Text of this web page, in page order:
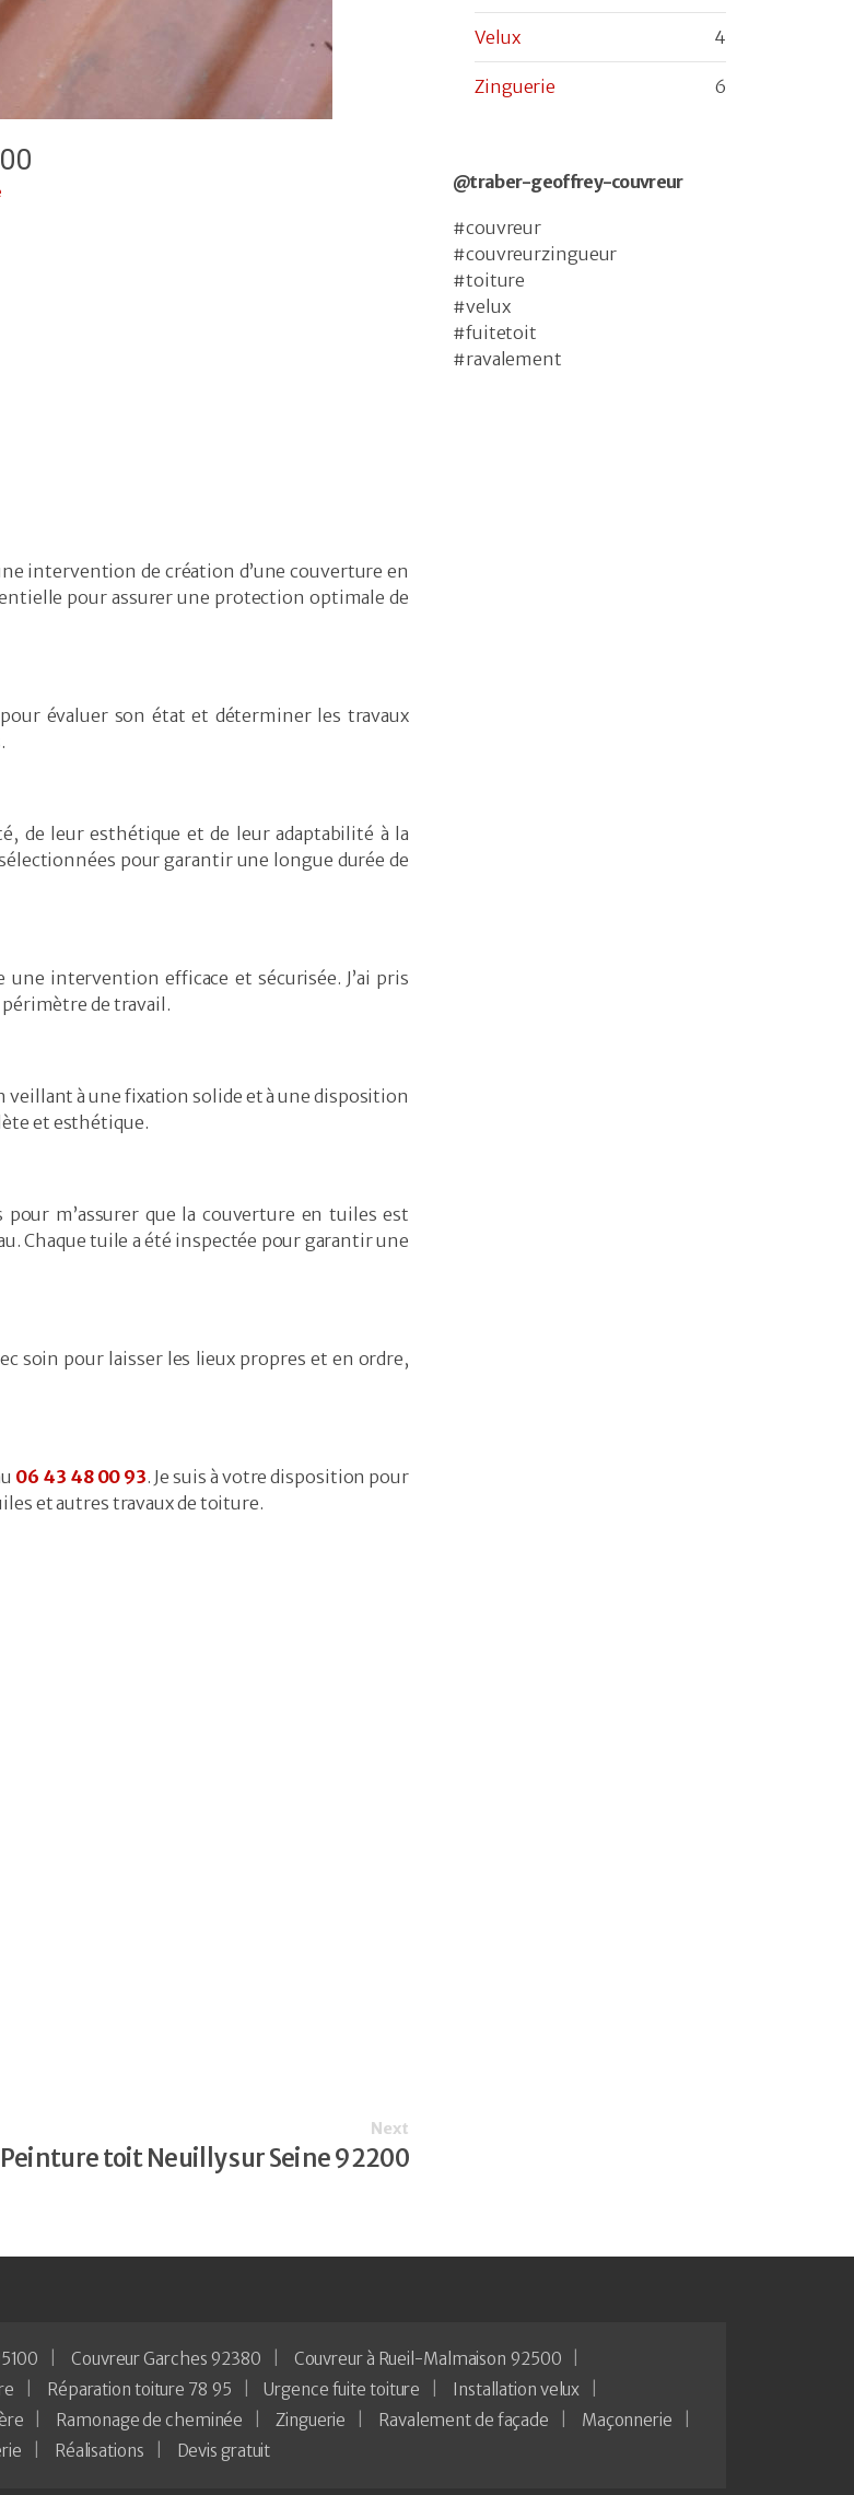
intervention de création d’une couverture en
pour assurer une protection optimale de
évaluer son état et déterminer les travaux
de leur esthétique et de leur adaptabilité à la
pour garantir une longue durée de
intervention efficace et sécurisée. J’ai pris
de travail.
veillant à une fixation solide et à une disposition
et esthétique.
pour m’assurer que la couverture en tuiles est
Chaque tuile a été inspectée pour garantir une
soin pour laisser les lieux propres et en ordre,
06 43 48 00 93. Je suis à votre disposition pour
et autres travaux de toiture.
Next
Peinture toit Neuilly sur Seine 92200
Velux 4
Zinguerie 6
@traber-geoffrey-couvreur
#couvreur
#couvreurzingueur
#toiture
#velux
#fuitetoit
#ravalement
Couvreur Garches 92380
Couvreur à Rueil-Malmaison 92500
Réparation toiture 78 95 Urgence fuite toiture
Installation velux
Ramonage de cheminée Zinguerie Ravalement de façade
Maçonnerie
Réalisations Devis gratuit